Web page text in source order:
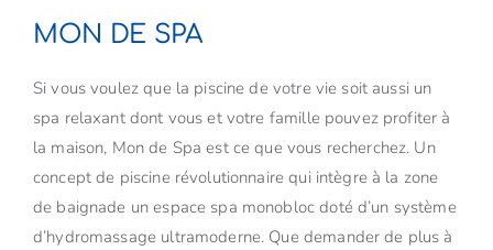
MON DE SPA
Si vous voulez que la piscine de votre vie soit aussi un
spa relaxant dont vous et votre famille pouvez profiter à
la maison, Mon de Spa est ce que vous recherchez. Un
concept de piscine révolutionnaire qui intègre à la zone
de baignade un espace spa monobloc doté d’un système
d’hydromassage ultramoderne. Que demander de plus à